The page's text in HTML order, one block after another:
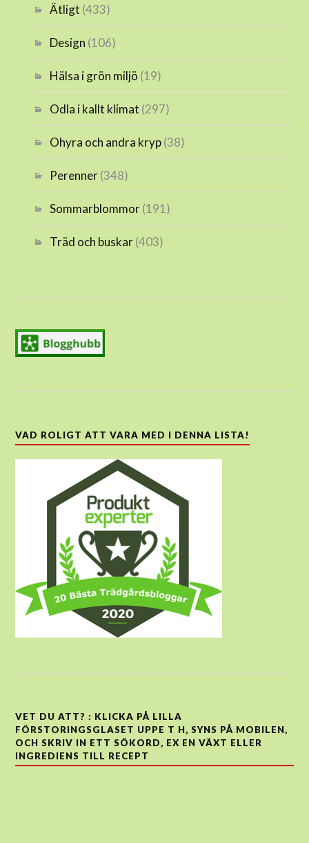
Ätligt (433)
Design (106)
Hälsa i grön miljö (19)
Odla i kallt klimat (297)
Ohyra och andra kryp(38)
Perenner(348)
Sommarblommor(191)
Träd och buskar(403)
VAD ROLIGT ATT VARA MED I DENNA LISTA!
VET DU ATT? : KLICKA PÅ LILLA
FÖRSTORINGSGLASET UPPE T H, SYNS PÅ MOBILEN,
OCH SKRIV IN ETT SÖKORD, EX EN VÄXT ELLER
INGREDIENS TILL RECEPT